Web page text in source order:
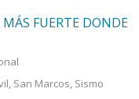
FUERTE DONDE
, San Marcos, Sismo